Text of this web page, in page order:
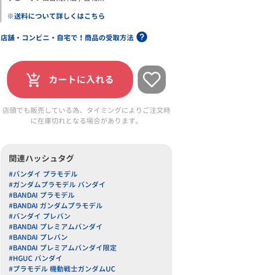
※送料について詳しくはこちら
店舗・コンビニ・自宅で！商品の受取方法
カートに入れる
店頭でも販売している為、タイミングによりご注文時
に在庫切れとなる場合があります。
関連ハッシュタグ
#バンダイ プラモデル
#ガンダムプラモデル バンダイ
#BANDAI プラモデル
#BANDAI ガンダムプラモデル
#バンダイ プレバン
#BANDAI プレミアムバンダイ
#BANDAI プレバン
#BANDAI プレミアムバンダイ限定
#HGUC バンダイ
#プラモデル 機動戦士ガンダムUC